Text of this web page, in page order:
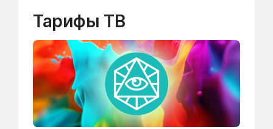
Тарифы ТВ